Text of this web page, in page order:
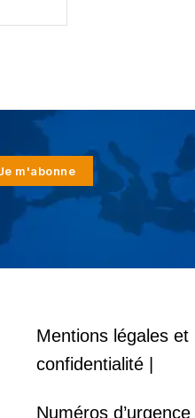
m'abonne
Mentions légales et
confidentialité |
Numéros d’urgence